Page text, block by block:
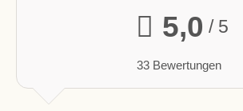
5,0 / 5
33 Bewertungen